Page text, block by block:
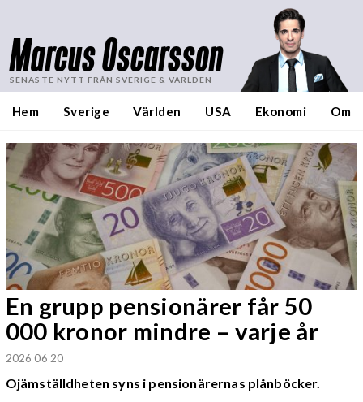
Marcus Oscarsson
SENASTE NYTT FRÅN SVERIGE & VÄRLDEN
Hem Sverige Världen USA Ekonomi Om
En grupp pensionärer får 50
000 kronor mindre – varje år
2026 06 20
Ojämställdheten syns i pensionärernas plånböcker.